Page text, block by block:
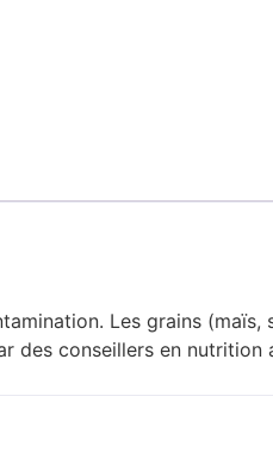
Les grains (maïs,
des conseillers en nutrition